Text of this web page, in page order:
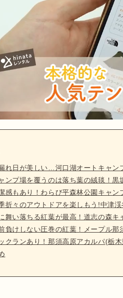
れ日が美しい…河口湖オートキャン
ンプ場を覆うのは落ち葉の絨毯！黒
感もあり！わらび平森林公園キャン
折々のアウトドアを楽しもう!中津
舞い落ちる紅葉が最高！道志の森キ
負けしない圧巻の紅葉！メープル那
クランあり！那須高原アカルパ(栃木